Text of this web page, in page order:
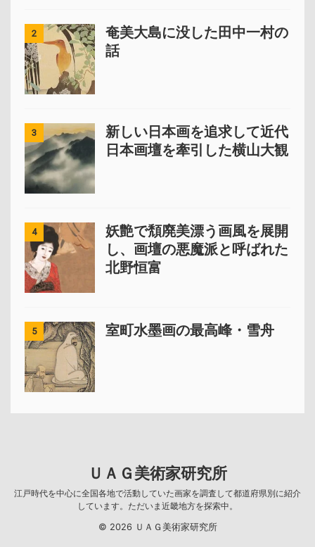
2
奄美大島に没した田中一村の
話
3
新しい日本画を追求して近代
日本画壇を牽引した横山大観
4
妖艶で頽廃美漂う画風を展開
し、画壇の悪魔派と呼ばれた
北野恒富
5 室町水墨画の最高峰・雪舟
ＵＡＧ美術家研究所
江戸時代を中心に全国各地で活動していた画家を調査して都道府県別に紹介
しています。ただいま近畿地方を探索中。
© 2026 ＵＡＧ美術家研究所